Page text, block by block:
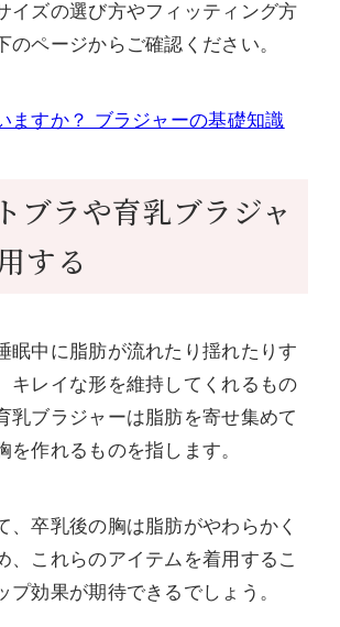
イズの選び方やフィッティング方
のページからご確認ください。
ますか？ ブラジャーの基礎知識
ブラや育乳ブラジャ
する
眠中に脂肪が流れたり揺れたりす
キレイな形を維持してくれるもの
乳ブラジャーは脂肪を寄せ集めて
を作れるものを指します。
、卒乳後の胸は脂肪がやわらかく
、これらのアイテムを着用するこ
プ効果が期待できるでしょう。